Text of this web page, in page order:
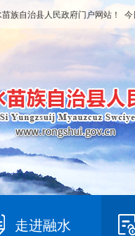
族自治县人民政府门户网站！ 今
走进融水